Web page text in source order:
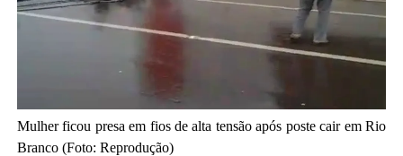
Mulher ficou presa em fios de alta tensão após poste cair em Rio
Branco (Foto: Reprodução)